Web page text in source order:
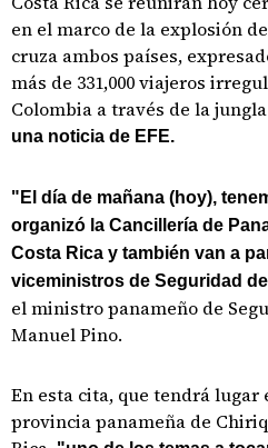
en el marco de la explosión
cruza ambos países,
más de 331,000 viajeros
Colombia a través de la
una noticia de EFE.
"El día de mañana (hoy),
organizó la Cancillería de
Costa Rica y también van a
viceministros de Seguridad
el ministro panameño de
Manuel Pino.
En esta cita, que tendrá lugar
provincia panameña de